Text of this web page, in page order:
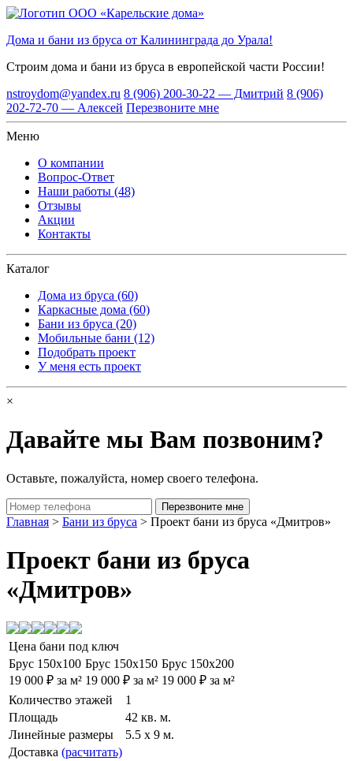
Дома и бани из бруса от Калининграда до Урала!
Строим дома и бани из бруса в европейской части России!
nstroydom@yandex.ru 8 (906) 200-30-22 — Дмитрий 8 (906)
202-72-70 — Алексей Перезвоните мне
Меню
О компании
Вопрос-Ответ
Наши работы (48)
Отзывы
Акции
Контакты
Каталог
Дома из бруса (60)
Каркасные дома (60)
Бани из бруса (20)
Мобильные бани (12)
Подобрать проект
У меня есть проект
×
Давайте мы Вам позвоним?
Оставьте, пожалуйста, номер своего телефона.
Главная > Бани из бруса > Проект бани из бруса «Дмитров»
Проект бани из бруса
«Дмитров»
Цена бани под ключ
Брус 150х100
19 000 ₽ за м²
Брус 150х150
19 000 ₽ за м²
Брус 150х200
19 000 ₽ за м²
Количество этажей
1
Площадь
42 кв. м.
Линейные размеры
5.5 x 9 м.
Доставка (расчитать)